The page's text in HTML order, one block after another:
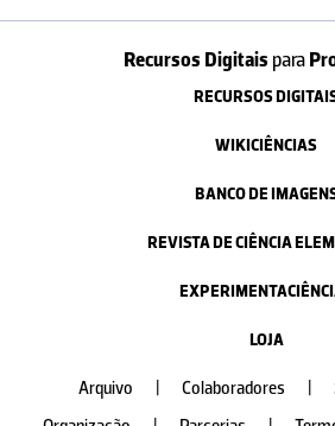
Recursos Digitais para
RECURSOS
WIKICIÊNCIAS
BANCO DE
REVISTA DE CIÊNCIA
LOJA
Arquivo Colaboradores